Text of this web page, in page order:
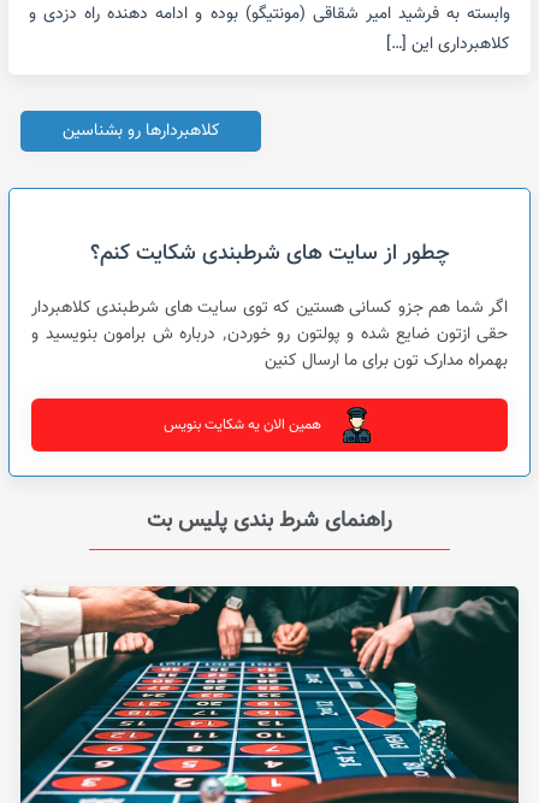
وابسته به فرشید امیر شقاقی (مونتیگو) بوده و ادامه دهنده راه دزدی و
کلاهبرداری این […]
کلاهبردارها رو بشناسین
چطور از سایت های شرطبندی شکایت کنم؟
اگر شما هم جزو کسانی هستین که توی سایت های شرطبندی کلاهبردار
حقی ازتون ضایع شده و پولتون رو خوردن٬ درباره ش برامون بنویسید و
بهمراه مدارک تون برای ما ارسال کنین
همین الان یه شکایت بنویس
راهنمای شرط بندی پلیس بت